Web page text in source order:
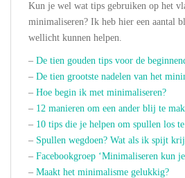
Kun je wel wat tips gebruiken op het
minimaliseren? Ik heb hier een aantal
wellicht kunnen helpen.
– De tien gouden tips voor de
– De tien grootste nadelen van het
– Hoe begin ik met minimaliseren?
– 12 manieren om een ander blij te
– 10 tips die je helpen om spullen los
– Spullen wegdoen? Wat als ik spijt
– Facebookgroep ‘Minimaliseren kun
– Maakt het minimalisme gelukkig?